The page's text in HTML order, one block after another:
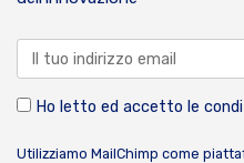
Ho letto ed accetto le
Utilizziamo MailChimp come